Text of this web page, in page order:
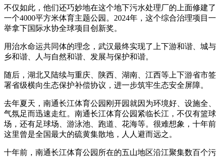
不仅如此，他们还巧妙地在这个地下污水处理厂的上面修建了
一个4000平方米体育主题公园。2024年，这个综合治理项目一
举拿下国际水协全球项目创新奖。
用治水命运共同体的理念，武汉最终实现了上下游和谐、城与
乡和谐、人与自然和谐、发展与保护和谐。
随后，湖北又陆续与重庆、陕西、湖南、江西等上下游省市签
署省级横向生态保护补偿协议，进一步筑牢生态安全屏障。
去年夏天，南通长江体育公园刚开园就因为环境好、设施全、
气氛足而迅速走红。南通长江体育公园紧临长江，不仅有篮球
场，还有足球场、游泳池、跑道、花海等。很难想象，十年前
这里曾是全国最大的硫黄集散地，人人避而远之。
十年前，南通长江体育公园所在的五山地区沿江聚集数百个污